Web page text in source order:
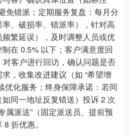
免错派；定期服务复盘：每月分
、破损率、错派率），针对高
繁延误），及时调整人员或优
在 0.5% 以下；客户满意度回
客户进行回访，确认问题是否
，收集改进建议（如 “希望增
优化服务；终身保障承诺：若同
同一地址反复错送）投诉 2 次
属派送”（固定派送员、提前预
折优惠。